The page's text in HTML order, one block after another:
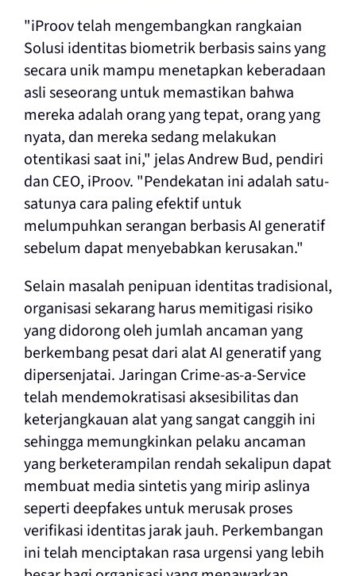
"iProov telah mengembangkan rangkaian
Solusi identitas biometrik berbasis sains yang
secara unik mampu menetapkan keberadaan
asli seseorang untuk memastikan bahwa
mereka adalah orang yang tepat, orang yang
nyata, dan mereka sedang melakukan
otentikasi saat ini," jelas Andrew Bud, pendiri
dan CEO, iProov. "Pendekatan ini adalah satu-
satunya cara paling efektif untuk
melumpuhkan serangan berbasis AI generatif
sebelum dapat menyebabkan kerusakan."
Selain masalah penipuan identitas tradisional,
organisasi sekarang harus memitigasi risiko
yang didorong oleh jumlah ancaman yang
berkembang pesat dari alat AI generatif yang
dipersenjatai. Jaringan Crime-as-a-Service
telah mendemokratisasi aksesibilitas dan
keterjangkauan alat yang sangat canggih ini
sehingga memungkinkan pelaku ancaman
yang berketerampilan rendah sekalipun dapat
membuat media sintetis yang mirip aslinya
seperti deepfakes untuk merusak proses
verifikasi identitas jarak jauh. Perkembangan
ini telah menciptakan rasa urgensi yang lebih